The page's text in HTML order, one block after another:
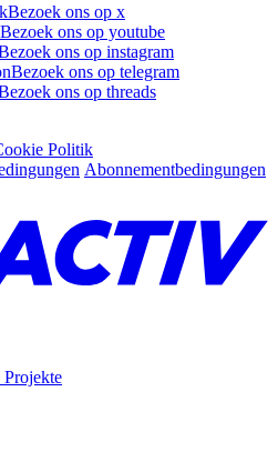
Bezoek ons op x
Bezoek ons op youtube
ons op instagram
Bezoek ons op telegram
ons op threads
Politik
Abonnementbedingungen